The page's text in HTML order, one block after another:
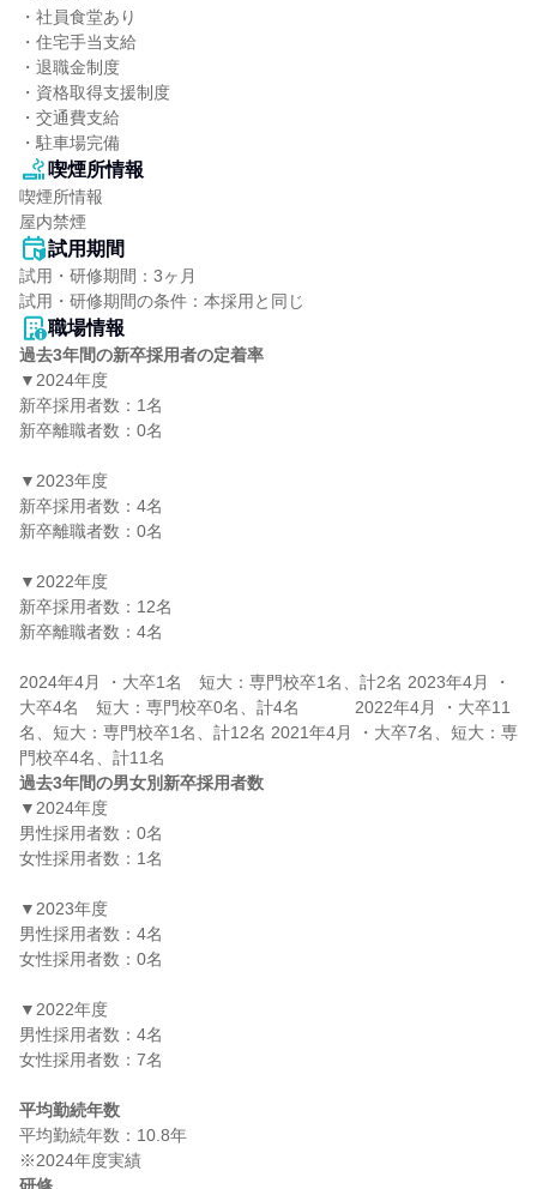
・社員食堂あり
・住宅手当支給
・退職金制度
・資格取得支援制度
・交通費支給
・駐車場完備
喫煙所情報
喫煙所情報
屋内禁煙
試用期間
試用・研修期間：3ヶ月
職場情報
過去3年間の新卒採用者の定着率
▼2024年度
新卒採用者数：1名
新卒離職者数：0名
▼2023年度
新卒採用者数：4名
新卒離職者数：0名
▼2022年度
新卒採用者数：12名
新卒離職者数：4名
2024年4月 ・大卒1名　短大：専門校卒1名、計2名 2023年4月 ・
大卒4名　短大：専門校卒0名、計4名　　　 2022年4月 ・大卒11
名、短大：専門校卒1名、計12名 2021年4月 ・大卒7名、短大：専
過去3年間の男女別新卒採用者数
▼2024年度
男性採用者数：0名
女性採用者数：1名
▼2023年度
男性採用者数：4名
女性採用者数：0名
▼2022年度
男性採用者数：4名
女性採用者数：7名
平均勤続年数
平均勤続年数：10.8年